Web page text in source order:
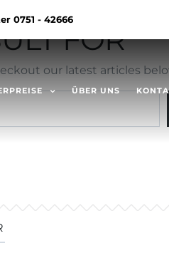
0751 - 42666
ÜBER UNS
FOR ""
our latest articles